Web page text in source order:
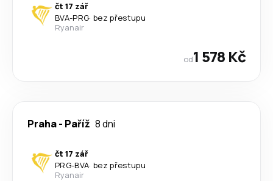
čt 17 zář
BVA-PRG· bez přestupu
Ryanair
od1 578 Kč
Praha- Paříž 8 dni
čt 17 zář
PRG-BVA· bez přestupu
Ryanair